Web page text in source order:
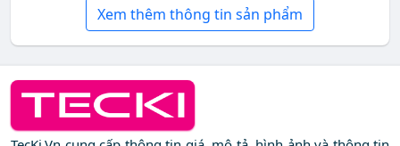
Xem thêm thông tin sản phẩm